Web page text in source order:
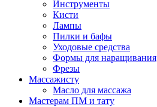
Инструменты
Кисти
Лампы
Пилки и бафы
Уходовые средства
Формы для наращивания
Фрезы
Массажисту
Масло для массажа
Мастерам ПМ и тату